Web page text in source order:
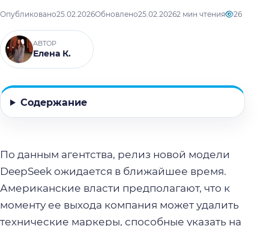
Опубликовано25.02.2026Обновлено25.02.20262 мин чтения 26
АВТОР
Елена К.
Содержание
По данным агентства, релиз новой модели
DeepSeek ожидается в ближайшее время.
Американские власти предполагают, что к
моменту ее выхода компания может удалить
технические маркеры, способные указать на